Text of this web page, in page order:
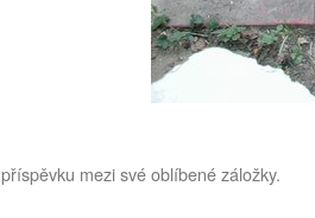
příspěvku mezi své oblíbené záložky.